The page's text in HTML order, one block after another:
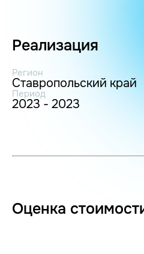
Реализация
Регион
Ставропольский край
Период
2023 - 2023
Оценка